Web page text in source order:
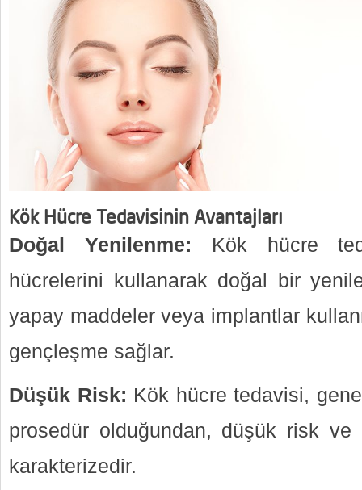
Kök Hücre Tedavisinin Avantajları
Doğal Yenilenme: Kök hücre
hücrelerini kullanarak doğal bir
yapay maddeler veya implantlar
gençleşme sağlar.
Düşük Risk: Kök hücre tedavisi,
prosedür olduğundan, düşük risk
karakterizedir.